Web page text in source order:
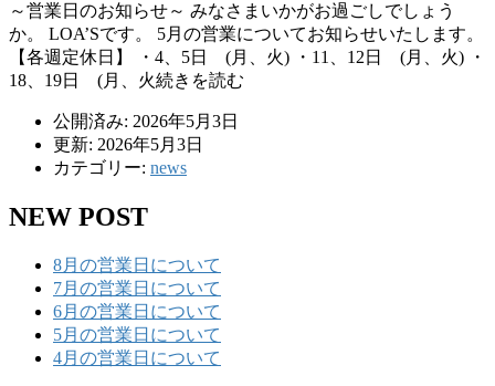
～営業日のお知らせ～ みなさまいかがお過ごしでしょう
か。 LOA’Sです。 5月の営業についてお知らせいたします。
【各週定休日】 ・4、5日 (月、火) ・11、12日 (月、火) ・
18、19日 (月、火続きを読む
公開済み: 2026年5月3日
更新: 2026年5月3日
カテゴリー: news
NEW POST
8月の営業日について
7月の営業日について
6月の営業日について
5月の営業日について
4月の営業日について